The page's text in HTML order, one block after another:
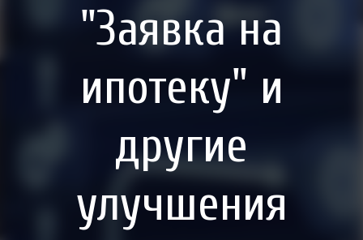
"Заявка на
ипотеку" и
другие
улучшения